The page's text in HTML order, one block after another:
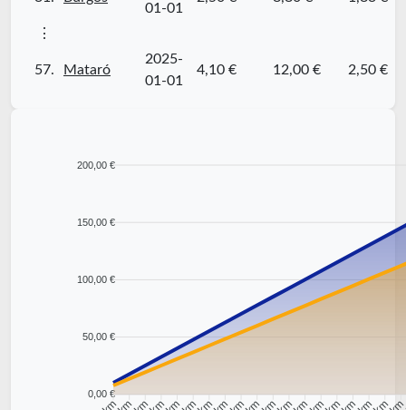
01-01
⋮
57. Mataró
2025-
01-01
4,10 € 12,00 € 2,50 €
200,00 €
150,00 €
100,00 €
50,00 €
0,00 €